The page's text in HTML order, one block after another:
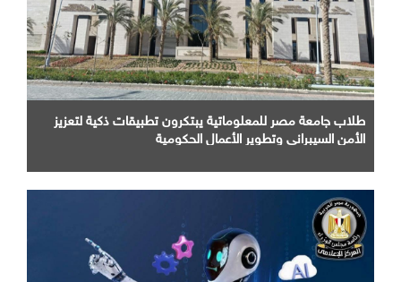
طلاب جامعة مصر للمعلوماتية يبتكرون تطبيقات ذكية لتعزيز
الأمن السيبراني وتطوير الأعمال الحكومية